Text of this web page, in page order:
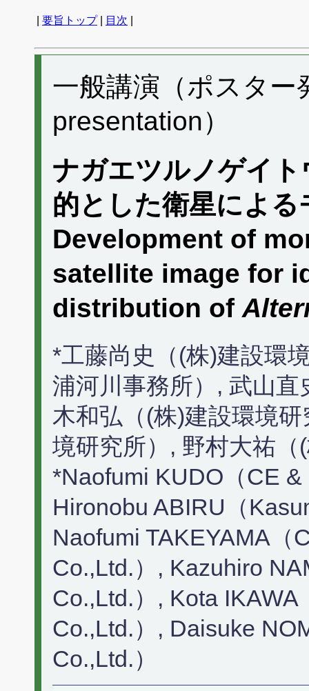
要旨トップ| 目次
一般講演（ポスタ
presentation）
ナガエツルノゲイ
的とした衛星によ
Development of
satellite image for
distribution of
*工藤尚史（(株)建設環
浦河川事務所）, 武山
木和弘（(株)建設環境
境研究所）, 野村大祐
*Naofumi KUDO（CE
Hironobu ABIRU（
Naofumi TAKEYAMA（
Co.,Ltd.）, Kazuhiro
Co.,Ltd.）, Kota
Co.,Ltd.）, Daisuke
Co.,Ltd.）